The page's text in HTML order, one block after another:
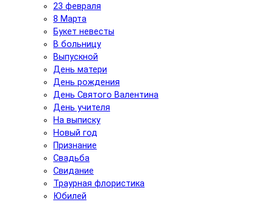
23 февраля
8 Марта
Букет невесты
В больницу
Выпускной
День матери
День рождения
День Святого Валентина
День учителя
На выписку
Новый год
Признание
Свадьба
Свидание
Траурная флористика
Юбилей